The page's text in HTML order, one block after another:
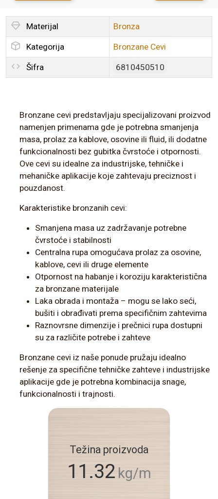
Materijal Bronza
Kategorija Bronzane Cevi
Šifra 6810450510
Bronzane cevi predstavljaju specijalizovani proizvod
namenjen primenama gde je potrebna smanjenja
masa, prolaz za kablove, osovine ili fluid, ili dodatne
funkcionalnosti bez gubitka čvrstoće i otpornosti.
Ove cevi su idealne za industrijske, tehničke i
mehaničke aplikacije koje zahtevaju preciznost i
pouzdanost.
Karakteristike bronzanih cevi:
Smanjena masa uz zadržavanje potrebne
čvrstoće i stabilnosti
Centralna rupa omogućava prolaz za osovine,
kablove, cevi ili druge elemente
Otpornost na habanje i koroziju karakteristična
za bronzane materijale
Laka obrada i montaža – mogu se lako seći,
bušiti i obrađivati prema specifičnim zahtevima
Raznovrsne dimenzije i prečnici rupa dostupni
su za različite potrebe i zahteve
Bronzane cevi iz naše ponude pružaju idealno
rešenje za specifične tehničke zahteve i industrijske
aplikacije gde je potrebna kombinacija snage,
funkcionalnosti i trajnosti.
Težina proizvoda
11.32 kg/m